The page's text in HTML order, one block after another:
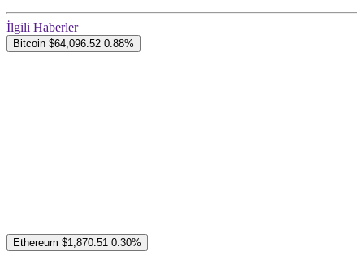
İlgili Haberler
Bitcoin $64,096.52 0.88%
Ethereum $1,870.51 0.30%